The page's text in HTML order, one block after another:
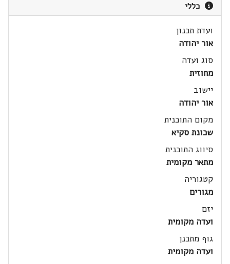
כללי
ועדת תכנון
אור יהודה
סוג ועדה
מחוזית
יישוב
אור יהודה
מקום התוכנית
שכונת סקיא
סיווג התוכנית
מתאר מקומית
קטגוריה
מגורים
יזם
ועדה מקומית
גוף מתכנן
ועדה מקומית